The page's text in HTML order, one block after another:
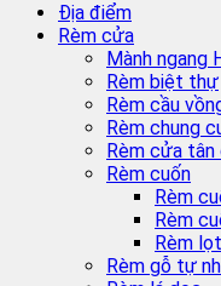
Địa điểm
Rèm cửa
Mành ngang
Rèm biệt thự
Rèm cầu
Rèm chung
Rèm cửa
Rèm cuốn
Rèm
Rèm
Rèm
Rèm gỗ tự